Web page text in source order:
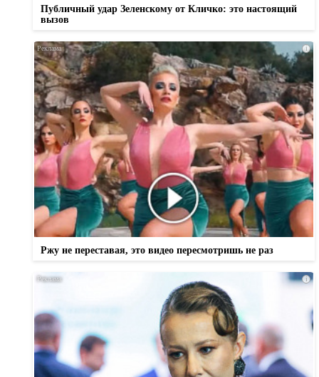
Публичный удар Зеленскому от Кличко: это настоящий
вызов
i
Ржу не переставая, это видео пересмотришь не раз
i